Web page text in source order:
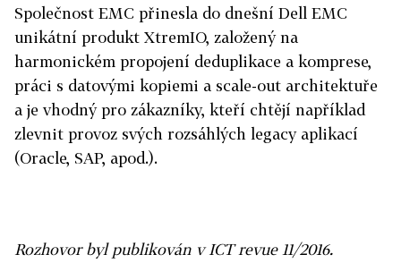
Společnost EMC přinesla do dnešní Dell EMC
unikátní produkt XtremIO, založený na
harmonickém propojení deduplikace a komprese,
práci s datovými kopiemi a scale-out architektuře
a je vhodný pro zákazníky, kteří chtějí například
zlevnit provoz svých rozsáhlých legacy aplikací
(Oracle, SAP, apod.).
Rozhovor byl publikován v ICT revue 11/2016.